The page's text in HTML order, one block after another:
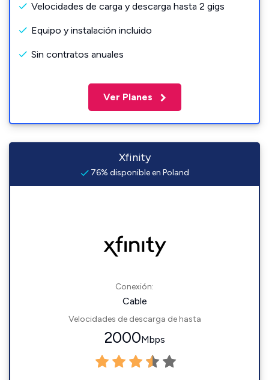
Velocidades de carga y descarga hasta 2 gigs
Equipo y instalación incluido
Sin contratos anuales
Ver Planes
Xfinity
76% disponible en Poland
Conexión:
Cable
Velocidades de descarga de hasta
2000Mbps